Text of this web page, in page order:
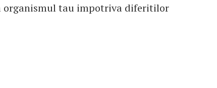
organismul tau impotriva diferitilor